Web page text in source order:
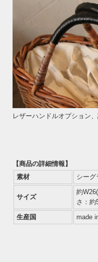
レザーハンドルオプション
【商品の詳細情報】
素材
シーグ
サイズ
約
さ：約
生産国
made